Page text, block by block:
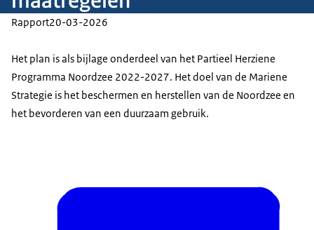
Rapport20-03-2026
Het plan is als bijlage onderdeel van het Partieel Herziene
Programma Noordzee 2022-2027. Het doel van de Mariene
Strategie is het beschermen en herstellen van de Noordzee en
het bevorderen van een duurzaam gebruik.